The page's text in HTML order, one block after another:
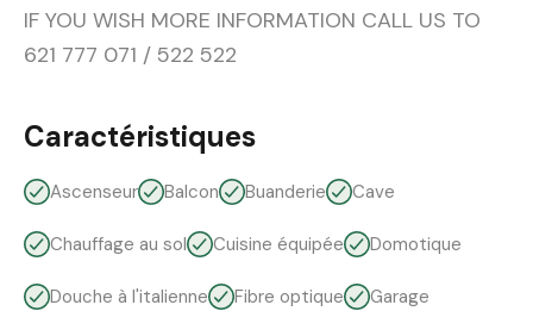
IF YOU WISH MORE INFORMATION CALL US TO
621 777 071 / 522 522
Caractéristiques
Ascenseur Balcon Buanderie Cave
Chauffage au sol Cuisine équipée Domotique
Douche à l'italienne Fibre optique Garage